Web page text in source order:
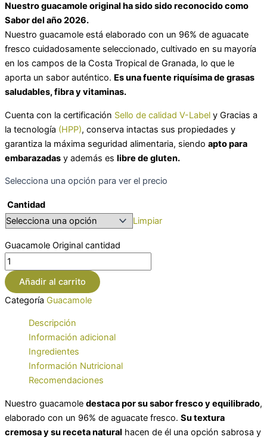
Nuestro guacamole original ha sido sido reconocido como
Sabor del año 2026.
Nuestro guacamole está elaborado con un 96% de aguacate
fresco cuidadosamente seleccionado, cultivado en su mayoría
en los campos de la Costa Tropical de Granada, lo que le
aporta un sabor auténtico. Es una fuente riquísima de grasas
saludables, fibra y vitaminas.
Cuenta con la certificación Sello de calidad V-Label y Gracias a
la tecnología (HPP), conserva intactas sus propiedades y
garantiza la máxima seguridad alimentaria, siendo apto para
embarazadas y además es libre de gluten.
Selecciona una opción para ver el precio
Cantidad
Limpiar
Guacamole Original cantidad
Añadir al carrito
Categoría Guacamole
Descripción
Información adicional
Ingredientes
Información Nutricional
Recomendaciones
Nuestro guacamole destaca por su sabor fresco y equilibrado,
elaborado con un 96% de aguacate fresco. Su textura
cremosa y su receta natural hacen de él una opción sabrosa y